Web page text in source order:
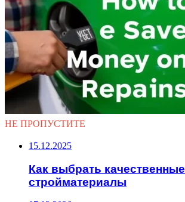
НЕ ПРОПУСТИТЕ
15.12.2025
Как выбрать качественные
стройматериалы